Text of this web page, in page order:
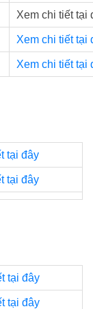
Xem chi tiết tại
Xem chi tiết tại
Xem chi tiết tại
tại đây
tại đây
tại đây
tại đây